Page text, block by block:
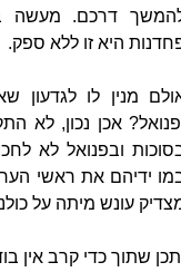
דרכם. מעשה
היא זו ללא ספק.
מנין לו לגדעון
אכן נכון, לא
ובפנואל לא
ידיהם את ראשי
עונש מיתה על
שתוך כדי קרב אין